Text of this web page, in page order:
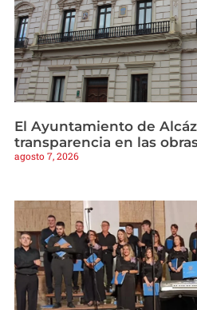
El Ayuntamiento de
transparencia en las
agosto 7, 2026